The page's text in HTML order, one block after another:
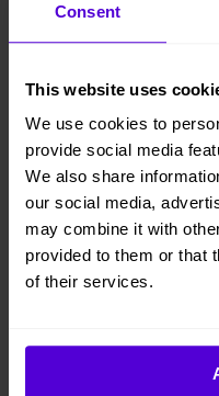
Consent
This website uses
We use cookies to
provide social media
We also share
our social media,
may combine it with
provided to them or that
of their services.
Hyresperioden löper
Avsluta
Helt flexibelt